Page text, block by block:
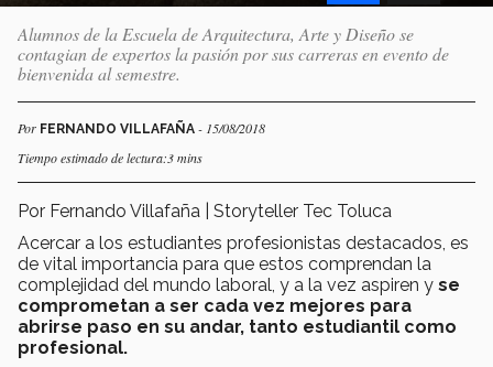
Alumnos de la Escuela de Arquitectura, Arte y Diseño se
contagian de expertos la pasión por sus carreras en evento de
bienvenida al semestre.
Por FERNANDO VILLAFAÑA - 15/08/2018
Tiempo estimado de lectura:3 mins
Por Fernando Villafaña | Storyteller Tec Toluca
Acercar a los estudiantes profesionistas destacados, es
de vital importancia para que estos comprendan la
complejidad del mundo laboral, y a la vez aspiren y se
comprometan a ser cada vez mejores para
abrirse paso en su andar, tanto estudiantil como
profesional.